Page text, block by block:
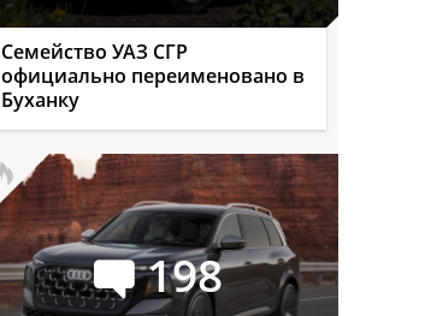
Семейство УАЗ СГР
официально переименовано в
Буханку
198